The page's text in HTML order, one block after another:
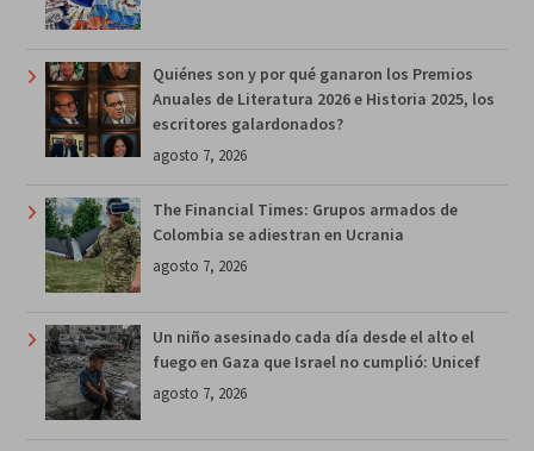
Quiénes son y por qué ganaron los Premios
Anuales de Literatura 2026 e Historia 2025, los
escritores galardonados?
agosto 7, 2026
The Financial Times: Grupos armados de
Colombia se adiestran en Ucrania
agosto 7, 2026
Un niño asesinado cada día desde el alto el
fuego en Gaza que Israel no cumplió: Unicef
agosto 7, 2026